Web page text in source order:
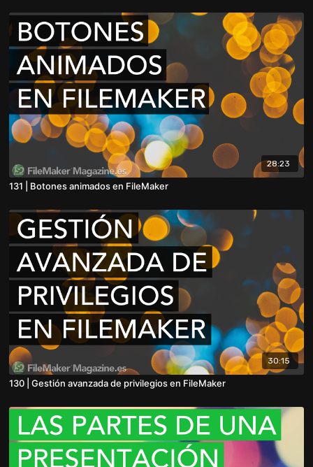
28:23
131 | Botones animados en FileMaker
30:15
130 | Gestión avanzada de privilegios en FileMaker